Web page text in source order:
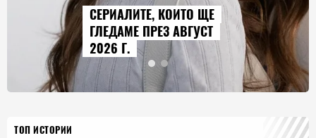
AUDI Q9 СТАВА НАЙ-
ГОЛЕМИЯТ МОДЕЛ В
ИСТОРИЯТА НА МАРКАТА
ТОП ИСТОРИИ